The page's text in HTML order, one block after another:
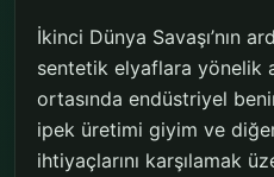
İkinci Dünya Savaşı’nın
sentetik elyaflara yönelik
ortasında endüstriyel
ipek üretimi giyim ve
ihtiyaçlarını karşılamak